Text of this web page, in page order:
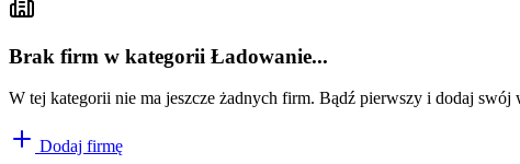
Brak firm w kategorii Ładowanie...
W tej kategorii nie ma jeszcze żadnych firm. Bądź pierwszy i dodaj swój
Dodaj firmę